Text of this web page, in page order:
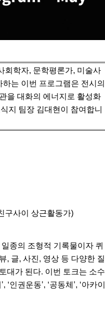
회학자, 문학평론가, 미술사
는 이번 프로그램은 전시의
을 대화의 에너지로 활성화
지 팀장 김대현이 참여합니
구사이 상근활동가)
종의 조형적 기록물이자 퀴
, 글, 사진, 영상 등 다양한 질
대가 된다. 이번 토크는 소수
권운동’, ‘공동체’, ‘아카이